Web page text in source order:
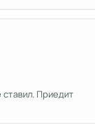
ставил. Приедит